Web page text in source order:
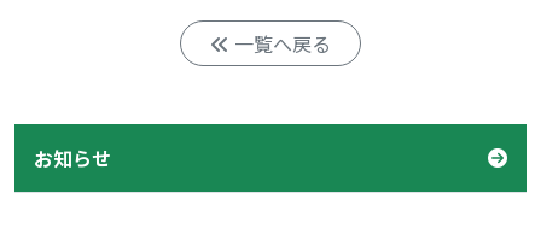
一覧へ戻る
お知らせ